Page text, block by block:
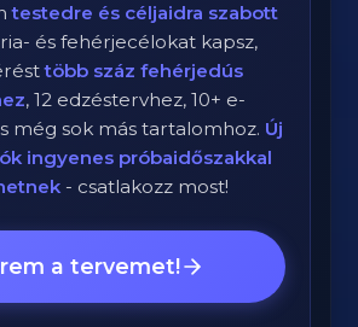
testedre és céljaidra szabott
és fehérjecélokat kapsz,
több száz fehérjedús
, 12 edzéstervhez, 10+ e-
még sok más tartalomhoz. Új
ingyenes próbaidőszakkal
- csatlakozz most!
a tervemet!